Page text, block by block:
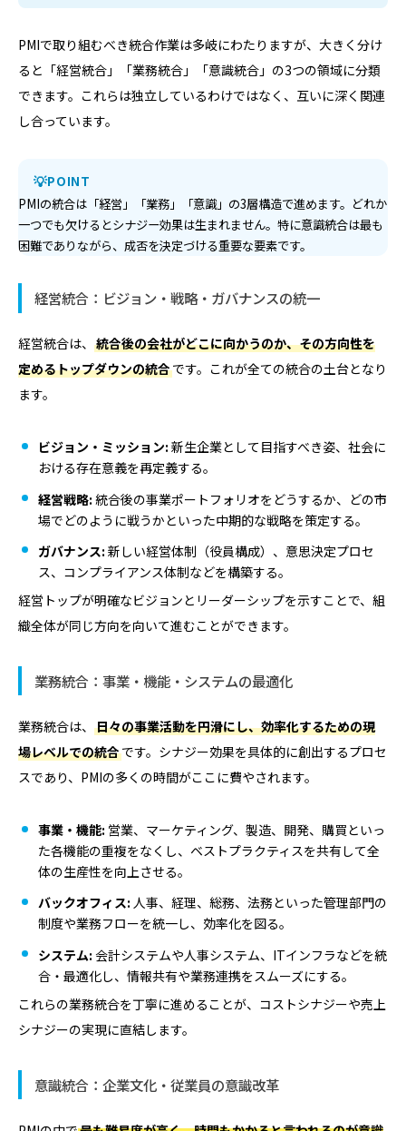
PMIで取り組むべき統合作業は多岐にわたりますが、大きく分け
ると「経営統合」「業務統合」「意識統合」の3つの領域に分類
できます。これらは独立しているわけではなく、互いに深く関連
し合っています。
POINT
PMIの統合は「経営」「業務」「意識」の3層構造で進めます。どれか
一つでも欠けるとシナジー効果は生まれません。特に意識統合は最も
困難でありながら、成否を決定づける重要な要素です。
経営統合：ビジョン・戦略・ガバナンスの統一
経営統合は、
統合後の会社がどこに向かうのか、その方向性を
定めるトップダウンの統合です。これが全ての統合の土台となり
ます。
ビジョン・ミッション: 新生企業として目指すべき姿、社会に
おける存在意義を再定義する。
経営戦略: 統合後の事業ポートフォリオをどうするか、どの市
場でどのように戦うかといった中期的な戦略を策定する。
ガバナンス: 新しい経営体制（役員構成）、意思決定プロセ
ス、コンプライアンス体制などを構築する。
経営トップが明確なビジョンとリーダーシップを示すことで、組
織全体が同じ方向を向いて進むことができます。
業務統合：事業・機能・システムの最適化
業務統合は、
日々の事業活動を円滑にし、効率化するための現
場レベルでの統合です。シナジー効果を具体的に創出するプロセ
スであり、PMIの多くの時間がここに費やされます。
事業・機能: 営業、マーケティング、製造、開発、購買といっ
た各機能の重複をなくし、ベストプラクティスを共有して全
体の生産性を向上させる。
バックオフィス: 人事、経理、総務、法務といった管理部門の
制度や業務フローを統一し、効率化を図る。
システム: 会計システムや人事システム、ITインフラなどを統
合・最適化し、情報共有や業務連携をスムーズにする。
これらの業務統合を丁寧に進めることが、コストシナジーや売上
シナジーの実現に直結します。
意識統合：企業文化・従業員の意識改革